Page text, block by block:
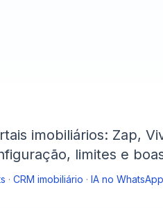
imobiliários: Zap,
limites e
· CRM imobiliário · IA no WhatsApp